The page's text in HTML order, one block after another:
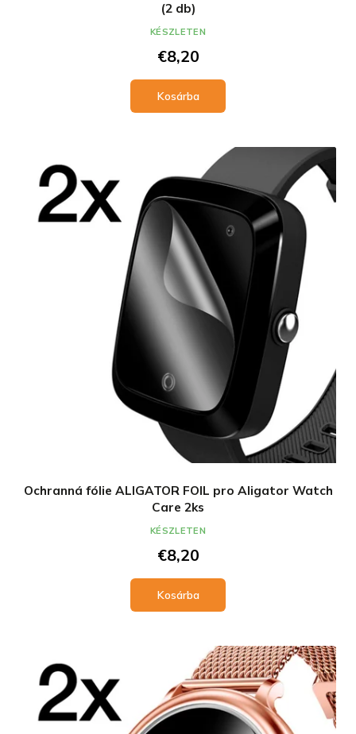
(2 db)
€8,20
Kosárba
KÉSZLETEN
Ochranná fólie ALIGATOR FOIL pro Aligator Watch
Care 2ks
€8,20
Kosárba
KÉSZLETEN